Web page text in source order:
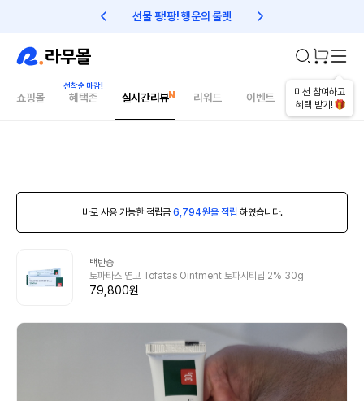
선물 팡!팡! 행운의 룰렛 친구초대 1만원 리워드!
미션 참여하고
혜택 받기!
쇼핑몰 혜택존 실시간리뷰 리워드 이벤트 건강매거진
바로 사용 가능한 적립금 6,794원을 적립 하였습니다.
백반증
토파타스 연고 Tofatas Ointment 토파시티닙 2% 30g
79,800원